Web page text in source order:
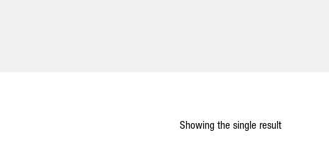
Showing the single result